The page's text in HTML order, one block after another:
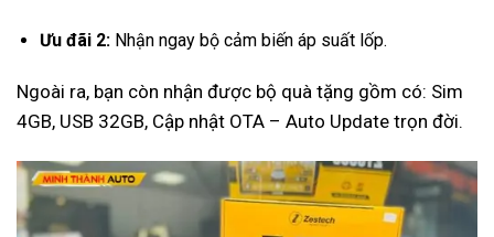
Ưu đãi 2:Nhận ngay bộ cảm biến áp suất lốp.
Ngoài ra, bạn còn nhận được bộ quà tặng gồm có: Sim
4GB, USB 32GB, Cập nhật OTA – Auto Update trọn đời.